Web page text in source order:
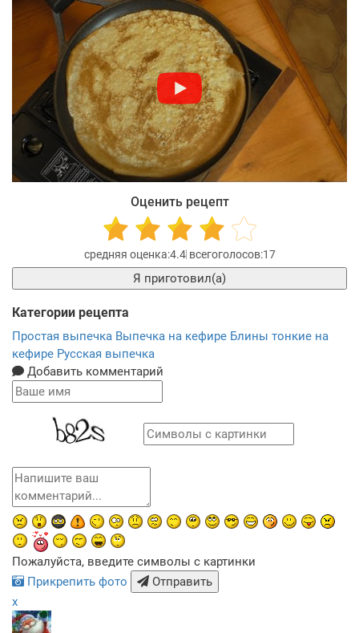
Оценить рецепт
4.4 17
Я приготовил(а)
Категории рецепта
Простая выпечка Выпечка на кефире Блины тонкие на
кефире Русская выпечка
Добавить комментарий
Пожалуйста, введите символы с картинки
Прикрепить фото
Отправить
x